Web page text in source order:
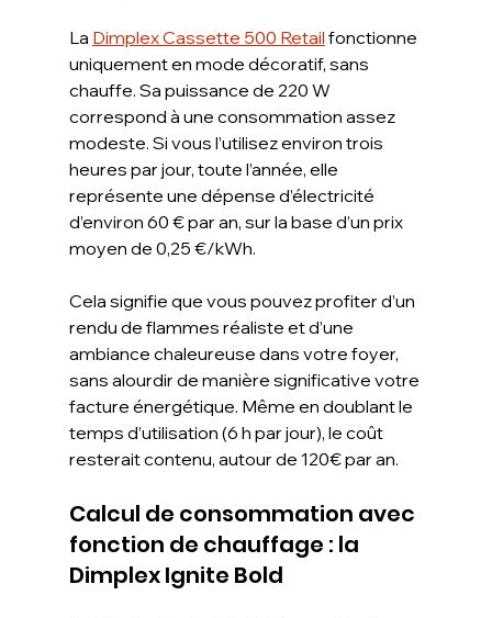
La Dimplex Cassette 500 Retail fonctionne
uniquement en mode décoratif, sans
chauffe. Sa puissance de 220 W
correspond à une consommation assez
modeste. Si vous l’utilisez environ trois
heures par jour, toute l’année, elle
représente une dépense d’électricité
d’environ 60 € par an, sur la base d’un prix
moyen de 0,25 €/kWh.
Cela signifie que vous pouvez profiter d’un
rendu de flammes réaliste et d’une
ambiance chaleureuse dans votre foyer,
sans alourdir de manière significative votre
facture énergétique. Même en doublant le
temps d’utilisation (6 h par jour), le coût
resterait contenu, autour de 120€ par an.
Calcul de consommation avec
fonction de chauffage : la
Dimplex Ignite Bold